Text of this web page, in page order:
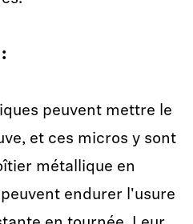
:
peuvent mettre le
et ces micros y sont
métallique en
endurer l'usure